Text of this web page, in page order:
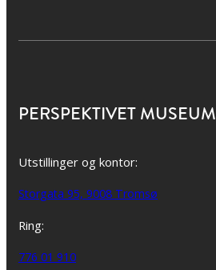
PERSPEKTIVET MUSEUM
Utstillinger og kontor:
Storgata 95, 9008 Tromsø
Ring:
776 01 910